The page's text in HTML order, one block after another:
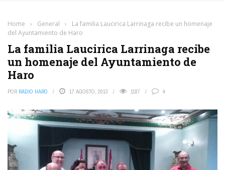
Home › General ›
La familia Laucirica Larrinaga recibe un homenaje
del Ayuntamiento de Haro
La familia Laucirica Larrinaga recibe
un homenaje del Ayuntamiento de
Haro
POR RADIO HARO 17 AGOSTO, 2013 1187 4